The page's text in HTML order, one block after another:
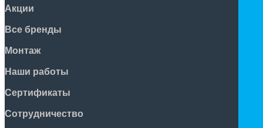
Акции
Все бренды
Монтаж
Наши работы
Сертификаты
Сотрудничество